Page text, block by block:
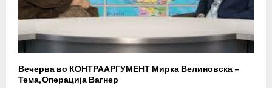
Вечерва во КОНТРААРГУМЕНТ Мирка Велиновска –
Тема, Операција Вагнер